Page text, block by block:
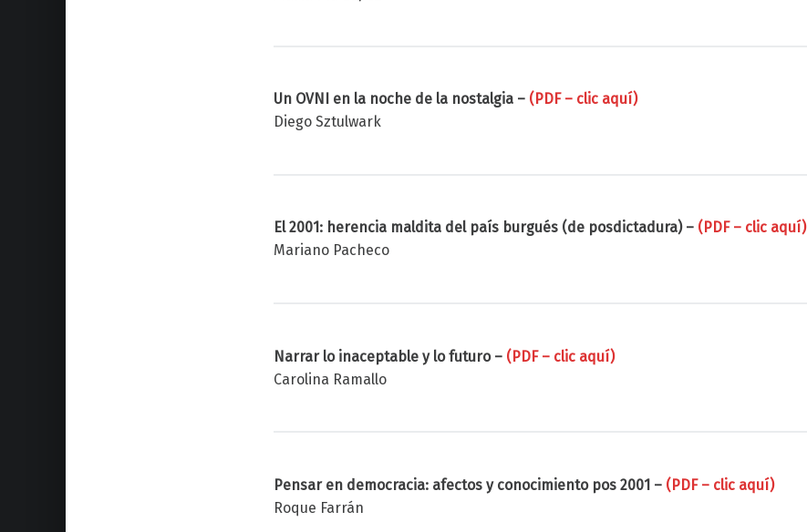
Un OVNI en la noche de la nostalgia – (PDF – clic aquí)
Diego Sztulwark
El 2001: herencia maldita del país burgués (de posdictadura) – (PDF – clic aquí)
Mariano Pacheco
Narrar lo inaceptable y lo futuro – (PDF – clic aquí)
Carolina Ramallo
Pensar en democracia: afectos y conocimiento pos 2001 – (PDF – clic aquí)
Roque Farrán